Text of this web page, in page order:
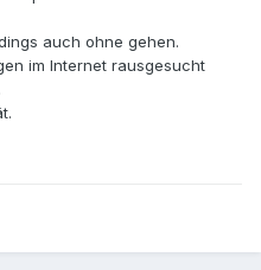
auch ohne gehen.
im Internet rausgesucht